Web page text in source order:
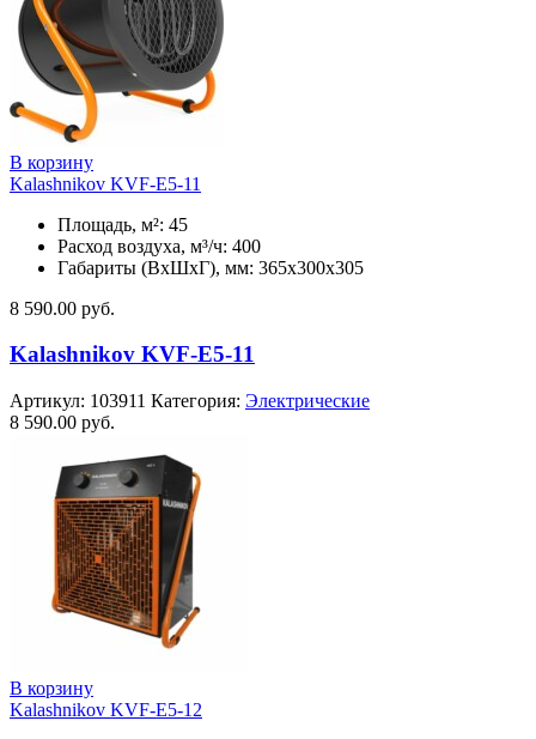
В корзину
Kalashnikov KVF-E5-11
Площадь, м²: 45
Расход воздуха, м³/ч: 400
Габариты (ВхШхГ), мм: 365x300x305
8 590.00 руб.
Kalashnikov KVF-E5-11
Артикул: 103911 Категория: Электрические
8 590.00 руб.
В корзину
Kalashnikov KVF-E5-12